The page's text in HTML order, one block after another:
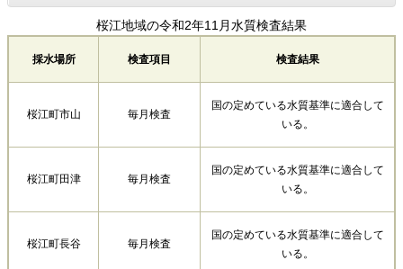
桜江地域の令和2年11月水質検査結果
採水場所 検査項目 検査結果
桜江町市山 毎月検査
国の定めている水質基準に適合して
いる。
桜江町田津 毎月検査
国の定めている水質基準に適合して
いる。
桜江町長谷 毎月検査
国の定めている水質基準に適合して
いる。